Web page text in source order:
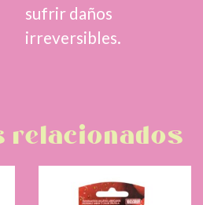
sufrir daños
irreversibles.
relacionados